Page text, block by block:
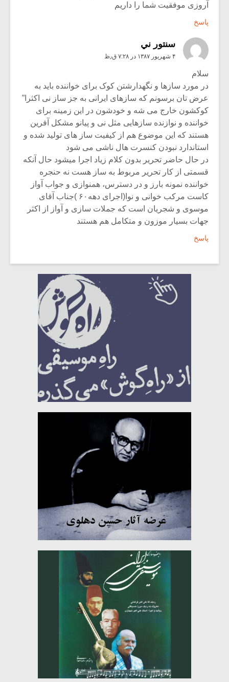
آروزی موفقیت شما را داریم
پاسخ
سنتور ني
۴ شهریور ۱۳۸۷ در ۷:۲۸ ق٫ظ
سلام
در مورد سازها و نگهدارشتن کوک برای خواننده باید به
عرض تان برسونم که سازهای ایرانی به جز ساز نی اکثرا”
کوکشون خارج می شه و خودشون در این زمینه برای
خواننده و نوازنده سازهایی مثل نی و پیانو مشکل آفرین
هستند که این موضوع هم از کیفیت ساز های تولید شده و
استاندارد نبودن کنسرت هال ناشی می شود
در حال حاضر تحریر بدون کلام زیاد اجرا میشود حال آنکه
قسمتی از کار تحریر مربوط به ساز هست نه حنجره
خواننده نمونه بارز و در دسترس، همنوازی و جواب آواز
کاست مرکب خوانی و نوا(اجرای دهه۶۰ )جناب آقای
موسوی و شجریان است که جملات سازی و آواز از اکثر
جهات بسیار موزون و متکامل هم هستند
پاسخ